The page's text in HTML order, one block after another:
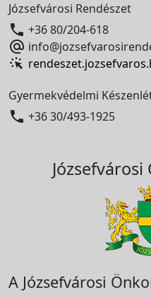
Józsefvárosi Rendészet
 +36 80/204-618

Gyermekvédelmi
 +36 30/493-1925
A Józsefvárosi